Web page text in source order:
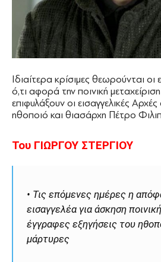
Ιδιαίτερα κρίσιμες θεωρούνται οι
ό,τι αφορά την ποινική
επιφυλάξουν οι εισαγγελικές
ηθοποιό και θιασάρχη Πέτρο
Του ΓΙΩΡΓΟΥ ΣΤΕΡΓΙΟΥ
• Τις επόµενες ηµέρες η
εισαγγελέα για άσκηση
έγγραφες εξηγήσεις του
µάρτυρες